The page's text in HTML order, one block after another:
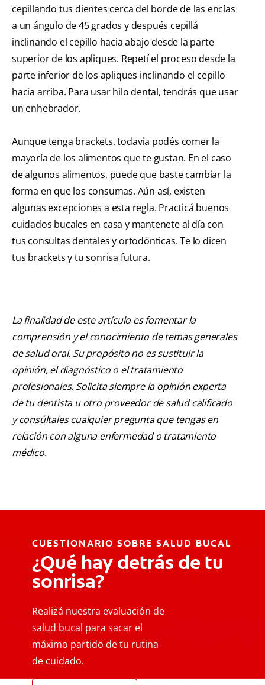
cepillando tus dientes cerca del borde de las encías
a un ángulo de 45 grados y después cepillá
inclinando el cepillo hacia abajo desde la parte
superior de los apliques. Repetí el proceso desde la
parte inferior de los apliques inclinando el cepillo
hacia arriba. Para usar hilo dental, tendrás que usar
un enhebrador.
Aunque tenga brackets, todavía podés comer la
mayoría de los alimentos que te gustan. En el caso
de algunos alimentos, puede que baste cambiar la
forma en que los consumas. Aún así, existen
algunas excepciones a esta regla. Practicá buenos
cuidados bucales en casa y mantenete al día con
tus consultas dentales y ortodónticas. Te lo dicen
tus brackets y tu sonrisa futura.
La finalidad de este artículo es fomentar la
comprensión y el conocimiento de temas generales
de salud oral. Su propósito no es sustituir la
opinión, el diagnóstico o el tratamiento
profesionales. Solicita siempre la opinión experta
de tu dentista u otro proveedor de salud calificado
y consúltales cualquier pregunta que tengas en
relación con alguna enfermedad o tratamiento
médico.
CUESTIONARIO SOBRE SALUD BUCAL
¿Qué hay detrás de tu
sonrisa?
Realizá nuestra evaluación de
salud bucal para sacar el
máximo partido de tu rutina
de cuidado.